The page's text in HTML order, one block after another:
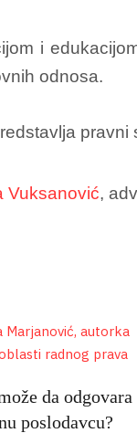
i
odnosa.
pravni
Vuksanović,
da odgovara
poslodavcu?